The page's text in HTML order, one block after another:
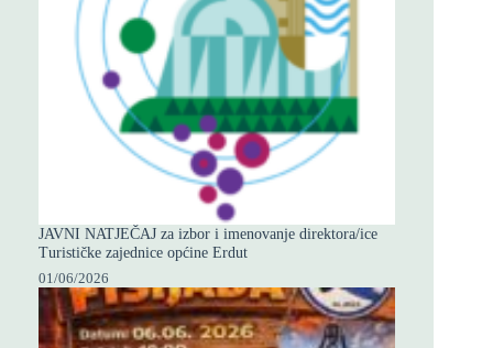
JAVNI NATJEČAJ za izbor i imenovanje direktora/ice
Turističke zajednice općine Erdut
01/06/2026